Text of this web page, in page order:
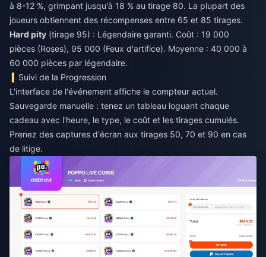
à 8-12 %, grimpant jusqu'à 18 % au tirage 80. La plupart des
joueurs obtiennent des récompenses entre 65 et 85 tirages.
Hard pity (tirage 95) : Légendaire garanti. Coût : 19 000
pièces (Roses), 95 000 (Feux d'artifice). Moyenne : 40 000 à
60 000 pièces par légendaire.
Suivi de la Progression
L'interface de l'événement affiche le compteur actuel.
Sauvegarde manuelle : tenez un tableau loguant chaque
cadeau avec l'heure, le type, le coût et les tirages cumulés.
Prenez des captures d'écran aux tirages 50, 70 et 90 en cas
de litige.